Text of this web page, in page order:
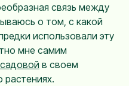
связь между
о том, с какой
использовали эту
мне самим
в своем
растениях.